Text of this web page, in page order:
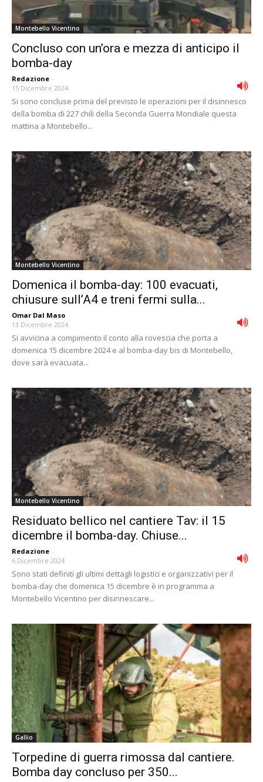
Montebello Vicentino
Concluso con un’ora e mezza di anticipo il
bomba-day
Redazione -
15 Dicembre 2024
Si sono concluse prima del previsto le operazioni per il disinnesco
della bomba di 227 chili della Seconda Guerra Mondiale questa
mattina a Montebello...
Montebello Vicentino
Domenica il bomba-day: 100 evacuati,
chiusure sull’A4 e treni fermi sulla...
Omar Dal Maso -
13 Dicembre 2024
Si avvicina a compimento il conto alla rovescia che porta a
domenica 15 dicembre 2024 e al bomba-day bis di Montebello,
dove sarà evacuata...
Montebello Vicentino
Residuato bellico nel cantiere Tav: il 15
dicembre il bomba-day. Chiuse...
Redazione -
6 Dicembre 2024
Sono stati definiti gli ultimi dettagli logistici e organizzativi per il
bomba-day che domenica 15 dicembre è in programma a
Montebello Vicentino per disinnescare...
Gallio
Torpedine di guerra rimossa dal cantiere.
Bomba day concluso per 350...